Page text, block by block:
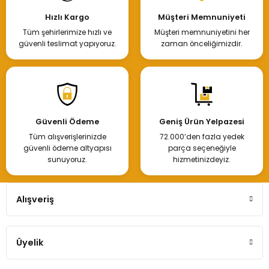
Hızlı Kargo
Tüm şehirlerimize hızlı ve
güvenli teslimat yapıyoruz.
Müşteri Memnuniyeti
Müşteri memnuniyetini her
zaman önceliğimizdir.
Güvenli Ödeme
Tüm alışverişlerinizde
güvenli ödeme altyapısı
sunuyoruz.
Geniş Ürün Yelpazesi
72.000’den fazla yedek
parça seçeneğiyle
hizmetinizdeyiz.
Alışveriş
Üyelik